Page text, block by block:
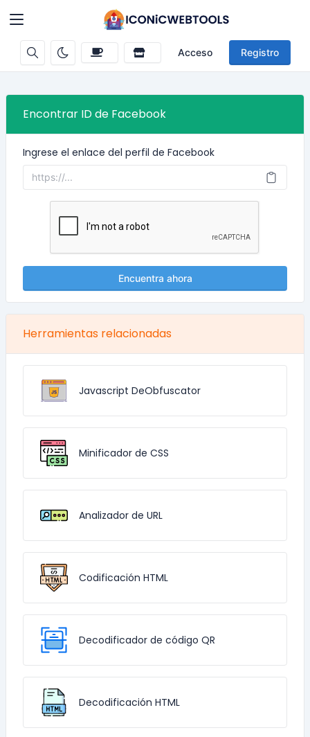
Acceso Registro
Encontrar ID de Facebook
Ingrese el enlace del perfil de Facebook
Encuentra ahora
Herramientas relacionadas
Javascript DeObfuscator
Minificador de CSS
Analizador de URL
Codificación HTML
Decodificador de código QR
Decodificación HTML